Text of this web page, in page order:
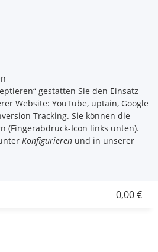
gestatten Sie den Einsatz
Website: YouTube, uptain, Google
Tracking. Sie können die
(Fingerabdruck-Icon links unten).
Konfigurieren und in unserer
0,00 €